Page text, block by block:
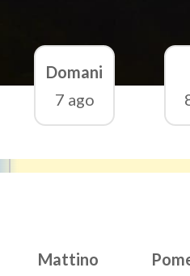
Domani
7 ago
Mattino